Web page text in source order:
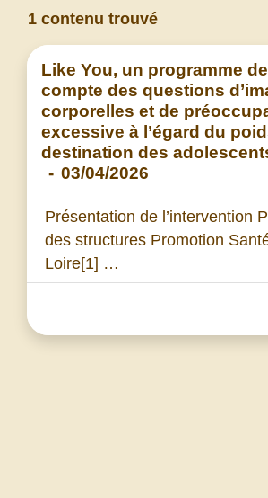
1 contenu trouvé
Like You, un programme
compte des questions
corporelles et de
excessive à l’égard du
destination des
- 03/04/2026
Présentation de l’intervention
des structures Promotion
Loire[1] …